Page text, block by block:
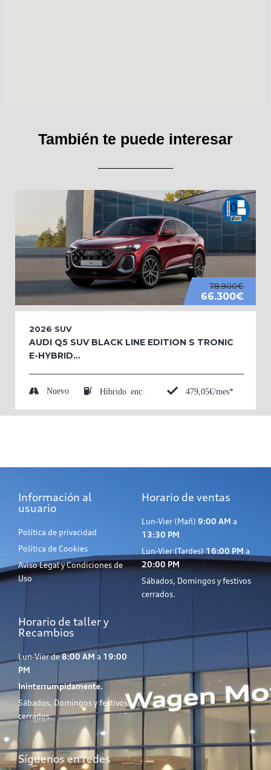
También te puede interesar
78.900€
66.300€
2026 SUV
AUDI Q5 SUV BLACK LINE EDITION S TRONIC
E-HYBRID...
Nuevo 479,05€/mes*
Información al
usuario
Política de privacidad
Política de Cookies
Aviso Legal y Condiciones de
Uso
Horario de ventas
Lun-Vier (Mañ) 9:00 AM a
13:30 PM
Lun-Vier (Tardes)16:00 PM a
20:00 PM
Sábados, Domingos y festivos
cerrados.
Horario de taller y
Recambios
Lun-Vier de8:00 AM a 19:00
PM
Ininterrumpidamente.
Sábados, Domingos y festivos
cerrados.
Síguenos en redes